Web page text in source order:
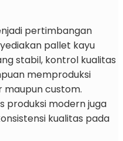
pertimbangan
pallet kayu
stabil, kontrol kualitas
memproduksi
maupun custom.
produksi modern juga
kualitas pada